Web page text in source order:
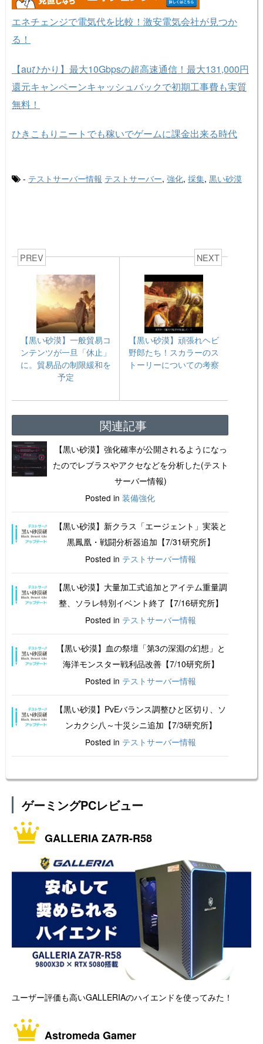
エネチェンジで電気代を比較！激安電気会社が見つか
る！
【auひかり】最大10Gbpsの超高速通信！最大131,000円
還元キャンペーンキャッシュバックで初期工事費も実質
無料！
ひきこもりニートでも稼いでゲームに課金出来る時代
- テストサーバー情報 テストサーバー, 強化, 採集, 黒い砂漠
PREV
【黒い砂漠】一般貿易コ
ンテンツが一旦「休止」
に。貿易品の制限緩和を
予定
NEXT
【黒い砂漠】頑張れヘビ
野郎たち！スカラーのス
トーリーについての考察
関連記事
【黒い砂漠】強化確率が公開されるようになっ
たのでレブラスやアクセなどを分析した(テスト
サーバー情報)
Posted in 装備強化
【黒い砂漠】新クラス「エージェント」実装と
黒鳳凰・戦闘分析器追加【7/31研究所】
Posted in テストサーバー情報
【黒い砂漠】大量加工式追加とアイテム重量調
整、ソラレ特別イベント終了【7/16研究所】
Posted in テストサーバー情報
【黒い砂漠】血の祭壇「第3の深淵の幻想」と
海洋モンスター戦利品改善【7/10研究所】
Posted in テストサーバー情報
【黒い砂漠】PvEバランス調整ひと区切り、ソ
ンカクシ八～十災シニ追加【7/3研究所】
Posted in テストサーバー情報
ゲーミングPCレビュー
GALLERIA ZA7R-R58
ユーザー評価も高いGALLERIAのハイエンドを使ってみた！
Astromeda Gamer